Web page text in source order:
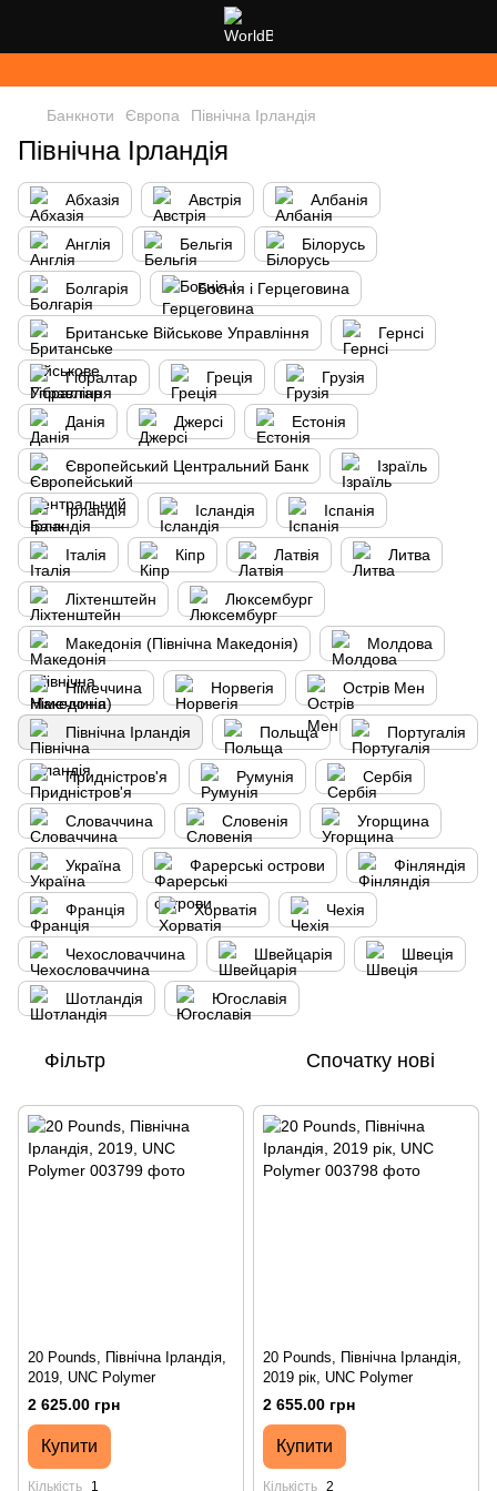
Банкноти Європа Північна Ірландія
Північна Ірландія
Абхазія Австрія Албанія
Англія Бельгія Білорусь
Болгарія Боснія і Герцеговина
Британське Військове Управління Гернсі
Гібралтар Греція Грузія
Данія Джерсі Естонія
Європейський Центральний Банк Ізраїль
Ірландія Ісландія Іспанія
Італія Кіпр Латвія Литва
Ліхтенштейн Люксембург
Македонія (Північна Македонія) Молдова
Німеччина Норвегія Острів Мен
Північна Ірландія Польща Португалія
Придністров'я Румунія Сербія
Словаччина Словенія Угорщина
Україна Фарерські острови Фінляндія
Франція Хорватія Чехія
Чехословаччина Швейцарія Швеція
Шотландія Югославія
Фільтр Спочатку нові
20 Pounds, Північна Ірландія,
2019, UNC Polymer
2 625.00 грн
Купити
Кількість 1
20 Pounds, Північна Ірландія,
2019 рік, UNC Polymer
2 655.00 грн
Купити
Кількість 2